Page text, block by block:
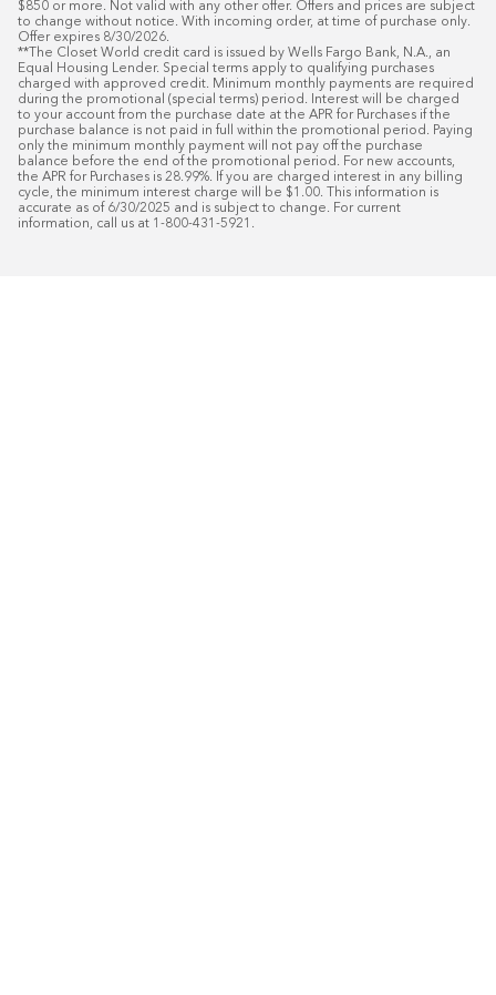
$850 or more. Not valid with any other offer. Offers and prices are subject
to change without notice. With incoming order, at time of purchase only.
Offer expires 8/30/2026.
**The Closet World credit card is issued by Wells Fargo Bank, N.A., an
Equal Housing Lender. Special terms apply to qualifying purchases
charged with approved credit. Minimum monthly payments are required
during the promotional (special terms) period. Interest will be charged
to your account from the purchase date at the APR for Purchases if the
purchase balance is not paid in full within the promotional period. Paying
only the minimum monthly payment will not pay off the purchase
balance before the end of the promotional period. For new accounts,
the APR for Purchases is 28.99%. If you are charged interest in any billing
cycle, the minimum interest charge will be $1.00. This information is
accurate as of 6/30/2025 and is subject to change. For current
information, call us at 1-800-431-5921.